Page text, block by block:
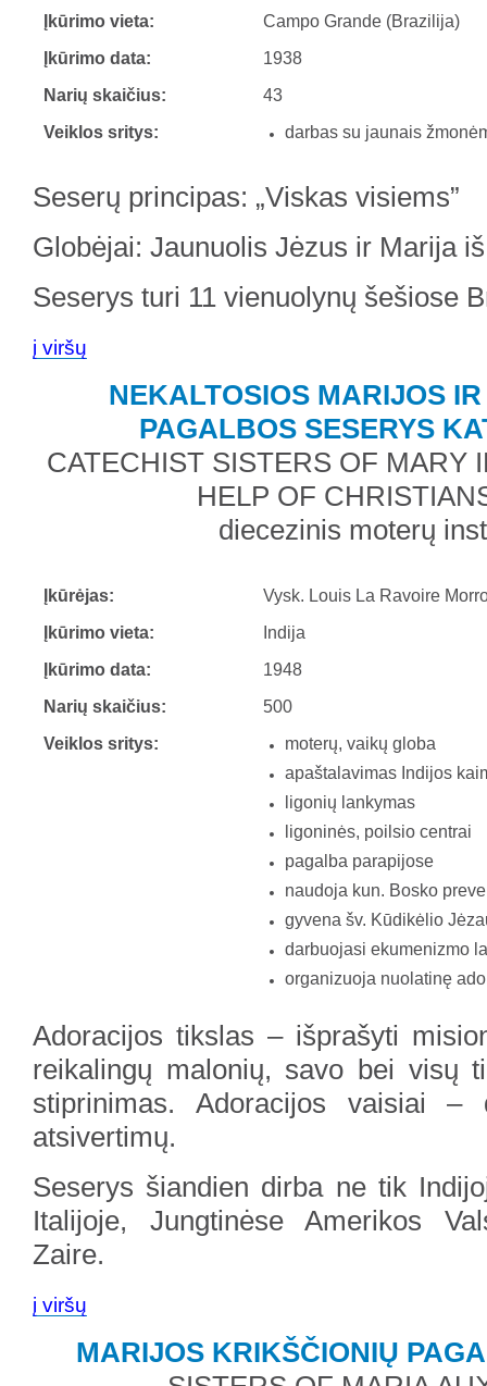
Įkūrimo vieta:
Įkūrimo data:
Narių skaičius:
Veiklos sritys:
Campo Grande (Brazilija)
1938
43
darbas su jaunais
Seserų principas: „Viskas visiems”
Globėjai: Jaunuolis Jėzus ir Marija
Seserys turi 11 vienuolynų šešiose
į viršų
NEKALTOSIOS MARIJOS
PAGALBOS SESERYS
CATECHIST SISTERS OF MARY
HELP OF
diecezinis moterų
Įkūrėjas:
Įkūrimo vieta:
Įkūrimo data:
Narių skaičius:
Veiklos sritys:
Vysk. Louis La Ravoire
Indija
1948
500
moterų, vaikų globa
apaštalavimas Indijos
ligonių lankymas
ligoninės, poilsio centrai
pagalba parapijose
naudoja kun. Bosko
gyvena šv. Kūdikėlio
darbuojasi ekumenizmo
organizuoja nuolatinę
Adoracijos tikslas – išprašyti
reikalingų malonių, savo bei visų
stiprinimas. Adoracijos vaisiai –
atsivertimų.
Seserys šiandien dirba ne tik
Italijoje, Jungtinėse Amerikos
Zaire.
į viršų
MARIJOS KRIKŠČIONIŲ